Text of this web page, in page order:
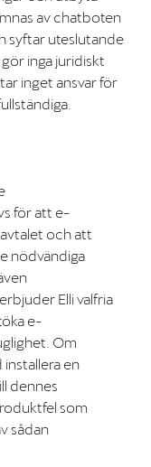
av chatboten
syftar uteslutande
inga juridiskt
inget ansvar för
för att e-
och att
nödvändiga
Elli valfria
e-
Om
en
dennes
som
sådan